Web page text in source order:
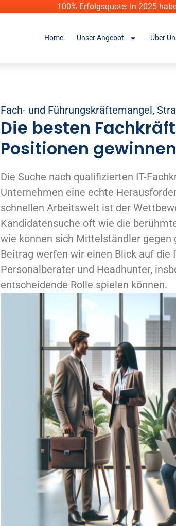
100% Erfolgsquote: In 2025
Home Unser Angebot Über
Fach- und Führungskräftemangel,
Die besten
Positionen gewinnen
Die Suche nach qualifizierten IT-
Unternehmen eine echte
schnellen Arbeitswelt ist der
Kandidatensuche oft wie die
wie können sich Mittelständler gegen
Beitrag werfen wir einen Blick auf die
Personalberater und Headhunter,
entscheidende Rolle spielen können.